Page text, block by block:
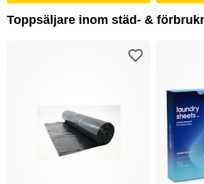
Toppsäljare inom städ- &